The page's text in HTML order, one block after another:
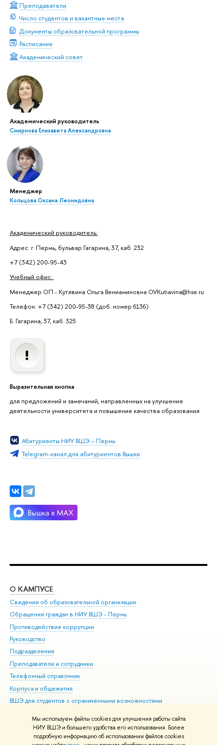
Мы используем файлы cookies для улучшения работы сайта
НИУ ВШЭ и большего удобства его использования. Более
подробную информацию об использовании файлов cookies
Преподаватели
Число студентов и вакантные места
Документы образовательной программы
Расписание
Академический совет
Академический руководитель
Смирнова Елизавета Александровна
Менеджер
Кольцова Оксана Леонидовна
Академический руководитель:
Адрес: г. Пермь, бульвар Гагарина, 37, каб. 232
+7 (342) 200-95-43
Учебный офис:
Менеджер ОП - Кутявина Ольга Вениаминовна OVKutiavina@hse.ru
Телефон: +7 (342) 200-95-38 (доб. номер 6136)
Б. Гагарина, 37, каб. 325
Выразительная кнопка
для предложений и замечаний, направленных на улучшение
деятельности университета и повышение качества образования
Абитуриенты НИУ ВШЭ – Пермь
Telegram-канал для абитуриентов Вышки
О КАМПУСЕ
Сведения об образовательной организации
Обращения граждан в НИУ ВШЭ - Пермь
Противодействие коррупции
Руководство
Подразделения
Преподаватели и сотрудники
Телефонный справочник
Корпуса и общежития
ВШЭ для студентов с ограниченными возможностями
Единая платежная страница